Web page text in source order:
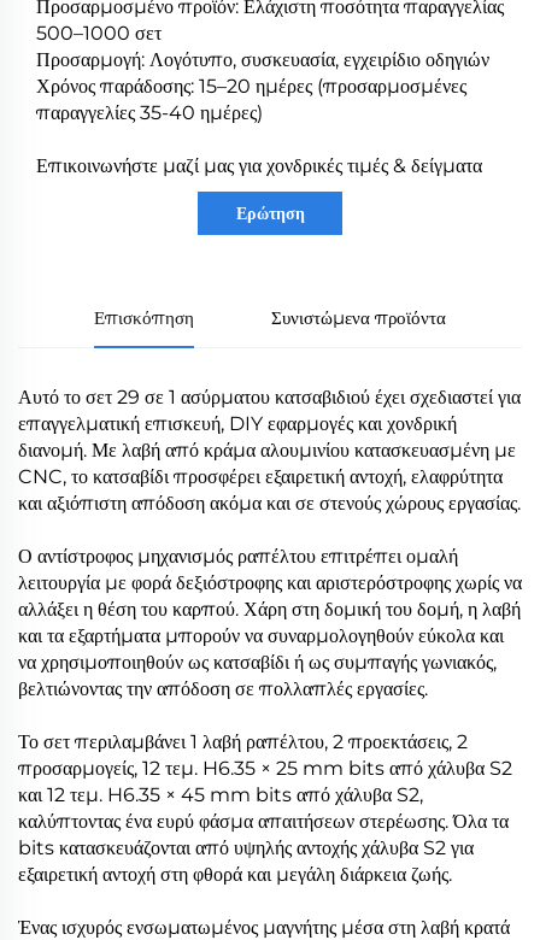
Προσαρμοσμένο προϊόν: Ελάχιστη ποσότητα παραγγελίας
500–1000 σετ
Προσαρμογή: Λογότυπο, συσκευασία, εγχειρίδιο οδηγιών
Χρόνος παράδοσης: 15–20 ημέρες (προσαρμοσμένες
παραγγελίες 35-40 ημέρες)
Επικοινωνήστε μαζί μας για χονδρικές τιμές & δείγματα
Ερώτηση
Επισκόπηση Συνιστώμενα προϊόντα
Αυτό το σετ 29 σε 1 ασύρματου κατσαβιδιού έχει σχεδιαστεί για
επαγγελματική επισκευή, DIY εφαρμογές και χονδρική
διανομή. Με λαβή από κράμα αλουμινίου κατασκευασμένη με
CNC, το κατσαβίδι προσφέρει εξαιρετική αντοχή, ελαφρύτητα
και αξιόπιστη απόδοση ακόμα και σε στενούς χώρους εργασίας.
Ο αντίστροφος μηχανισμός ραπέλτου επιτρέπει ομαλή
λειτουργία με φορά δεξιόστροφης και αριστερόστροφης χωρίς να
αλλάξει η θέση του καρπού. Χάρη στη δομική του δομή, η λαβή
και τα εξαρτήματα μπορούν να συναρμολογηθούν εύκολα και
να χρησιμοποιηθούν ως κατσαβίδι ή ως συμπαγής γωνιακός,
βελτιώνοντας την απόδοση σε πολλαπλές εργασίες.
Το σετ περιλαμβάνει 1 λαβή ραπέλτου, 2 προεκτάσεις, 2
προσαρμογείς, 12 τεμ. H6.35 × 25 mm bits από χάλυβα S2
και 12 τεμ. H6.35 × 45 mm bits από χάλυβα S2,
καλύπτοντας ένα ευρύ φάσμα απαιτήσεων στερέωσης. Όλα τα
bits κατασκευάζονται από υψηλής αντοχής χάλυβα S2 για
εξαιρετική αντοχή στη φθορά και μεγάλη διάρκεια ζωής.
Ένας ισχυρός ενσωματωμένος μαγνήτης μέσα στη λαβή κρατά